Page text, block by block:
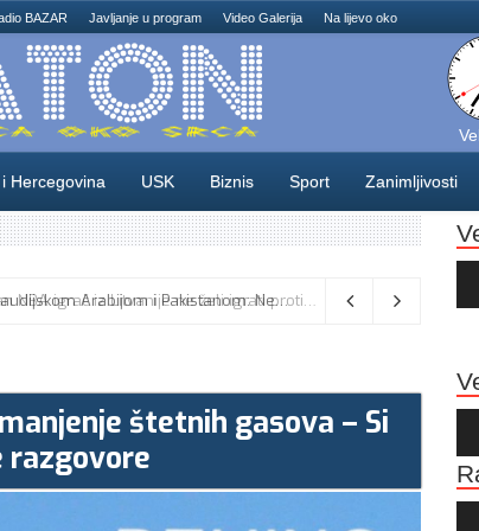
BAZAR Javljanje u program Video Galerija Na lijevo oko
Hercegovina USK Biznis Sport Zanimljivosti
Turska odbacuje tvrdnje o sporazumu sa Saudijskom Arabijom i Pakistanom: Nema sukoba s obavezama prema NATO-u
štetnih gasova – Si
razgovore